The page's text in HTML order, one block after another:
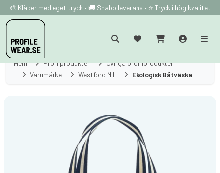
🎨 Kläder med eget tryck • 🚚 Snabb leverans • ⭐ Tryck i hög kvalitet
Hem Profilprodukter
Övriga profilprodukter
Varumärke
Westford Mill Ekologisk Båtväska